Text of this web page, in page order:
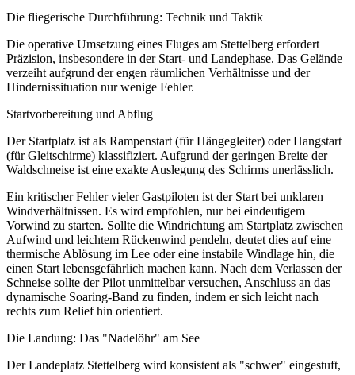
Die fliegerische Durchführung: Technik und Taktik
Die operative Umsetzung eines Fluges am Stettelberg erfordert
Präzision, insbesondere in der Start- und Landephase. Das Gelände
verzeiht aufgrund der engen räumlichen Verhältnisse und der
Hindernissituation nur wenige Fehler.
Startvorbereitung und Abflug
Der Startplatz ist als Rampenstart (für Hängegleiter) oder Hangstart
(für Gleitschirme) klassifiziert. Aufgrund der geringen Breite der
Waldschneise ist eine exakte Auslegung des Schirms unerlässlich.
Ein kritischer Fehler vieler Gastpiloten ist der Start bei unklaren
Windverhältnissen. Es wird empfohlen, nur bei eindeutigem
Vorwind zu starten. Sollte die Windrichtung am Startplatz zwischen
Aufwind und leichtem Rückenwind pendeln, deutet dies auf eine
thermische Ablösung im Lee oder eine instabile Windlage hin, die
einen Start lebensgefährlich machen kann. Nach dem Verlassen der
Schneise sollte der Pilot unmittelbar versuchen, Anschluss an das
dynamische Soaring-Band zu finden, indem er sich leicht nach
rechts zum Relief hin orientiert.
Die Landung: Das "Nadelöhr" am See
Der Landeplatz Stettelberg wird konsistent als "schwer" eingestuft,